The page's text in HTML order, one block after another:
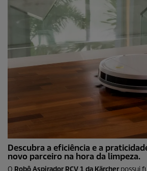
Descubra a eficiência e a
novo parceiro na hora da limpeza.
O Robô Aspirador RCV 1 da Kärcher possui